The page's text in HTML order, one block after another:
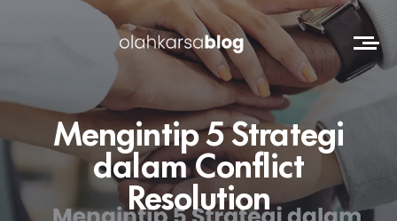
Mengintip 5 Strategi
dalam Conflict
Resolution